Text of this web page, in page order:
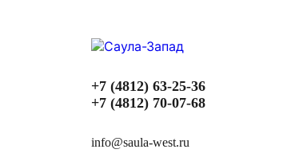
+7 (4812) 63-25-36
+7 (4812) 70-07-68
info@saula-west.ru